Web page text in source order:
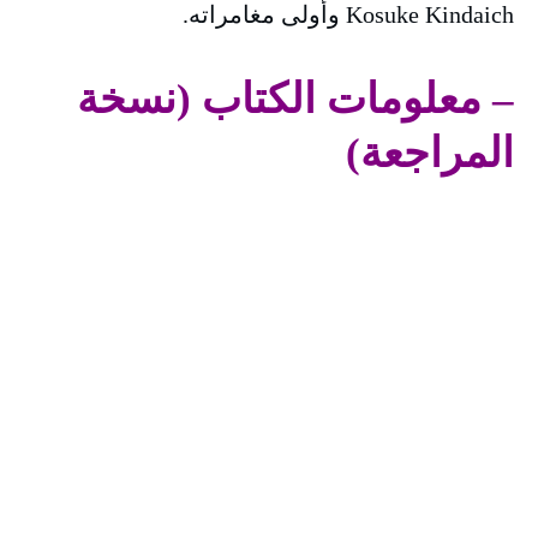
Kosuke Kindaich وأولى مغامراته.
– معلومات الكتاب (نسخة
المراجعة)